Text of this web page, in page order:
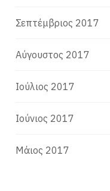
Σεπτέμβριος 2017
Αύγουστος 2017
Ιούλιος 2017
Ιούνιος 2017
Μάιος 2017